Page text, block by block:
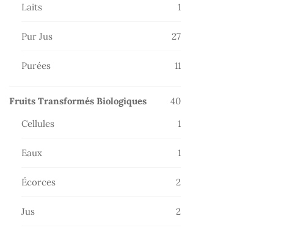
Laits
1
Pur Jus
2727
Purées
11
Fruits Transformés Biologiques
4040
Cellules 1
Eaux
1
Écorces
2
Jus
2